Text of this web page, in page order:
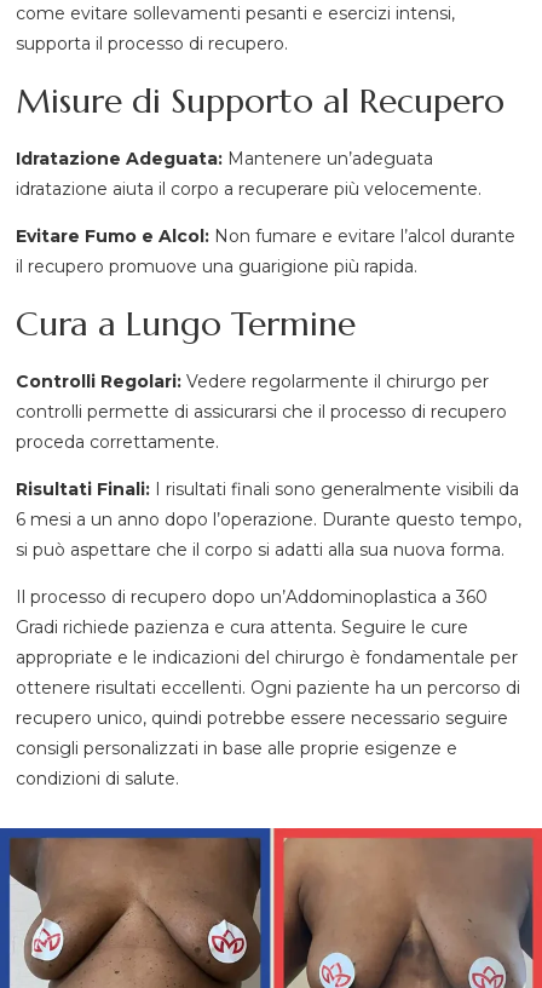
come evitare sollevamenti pesanti e esercizi intensi,
supporta il processo di recupero.
Misure di Supporto al Recupero
Idratazione Adeguata: Mantenere un’adeguata
idratazione aiuta il corpo a recuperare più velocemente.
Evitare Fumo e Alcol: Non fumare e evitare l’alcol durante
il recupero promuove una guarigione più rapida.
Cura a Lungo Termine
Controlli Regolari: Vedere regolarmente il chirurgo per
controlli permette di assicurarsi che il processo di recupero
proceda correttamente.
Risultati Finali: I risultati finali sono generalmente visibili da
6 mesi a un anno dopo l’operazione. Durante questo tempo,
si può aspettare che il corpo si adatti alla sua nuova forma.
Il processo di recupero dopo un’Addominoplastica a 360
Gradi richiede pazienza e cura attenta. Seguire le cure
appropriate e le indicazioni del chirurgo è fondamentale per
ottenere risultati eccellenti. Ogni paziente ha un percorso di
recupero unico, quindi potrebbe essere necessario seguire
consigli personalizzati in base alle proprie esigenze e
condizioni di salute.